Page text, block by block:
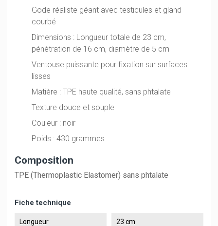
Gode réaliste géant avec testicules et gland
courbé
Dimensions : Longueur totale de 23 cm,
pénétration de 16 cm, diamètre de 5 cm
Ventouse puissante pour fixation sur surfaces
lisses
Matière : TPE haute qualité, sans phtalate
Texture douce et souple
Couleur : noir
Poids : 430 grammes
Composition
TPE (Thermoplastic Elastomer) sans phtalate
Fiche technique
Longueur 23 cm